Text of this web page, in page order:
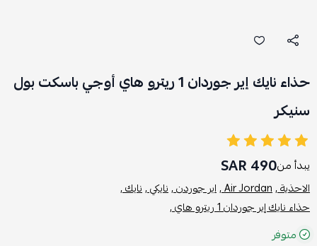
حذاء نايك إير جوردان 1 ريترو هاي أوجي باسكت بول
سنيكر
يبدأ من490 SAR
الاحذية ,Air Jordan , اير جوردن ,نايكي ,نايك ,
حذاء نايك إير جوردان 1 ريترو هاي ,
متوفر